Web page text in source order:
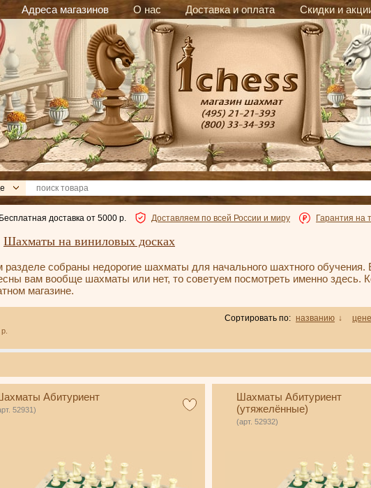
Адреса магазинов О нас Доставка и оплата Скидки и
Бесплатная доставка от 5000 р. Доставляем по всей России и миру Гарантия на
Шахматы на виниловых досках
разделе собраны недорогие шахматы для начального шахтного обучения.
вам вообще шахматы или нет, то советуем посмотреть именно
магазине.
Сортировать по: названию ↓ цене
р.
Абитуриент
52931)
Шахматы Абитуриент
(утяжелённые)
(арт. 52932)